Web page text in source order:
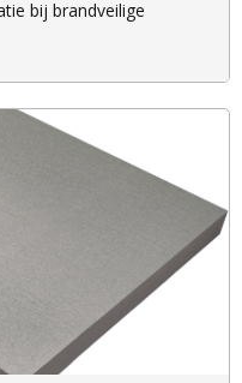
bij brandveilige